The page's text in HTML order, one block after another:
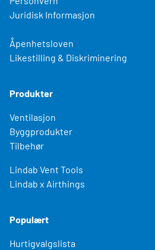
Juridisk Informasjon
Åpenhetsloven
Likestilling & Diskriminering
Produkter
Ventilasjon
Byggprodukter
Tilbehør
Lindab Vent Tools
Lindab x Airthings
Populært
Hurtigvalgslista